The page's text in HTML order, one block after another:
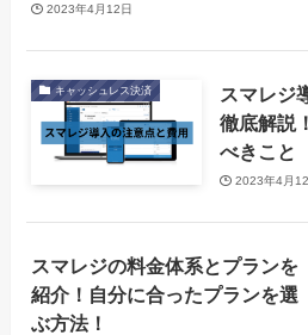
2023年4月12日
キャッシュレス決済
スマレジ
徹底解説
べきこと
2023年4月
スマレジの料金体系とプランを
紹介！自分に合ったプランを選
ぶ方法！